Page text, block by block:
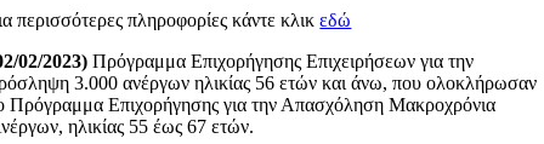
περισσότερες πληροφορίες κάντε κλικεδώ
02/2023) Πρόγραμμα Επιχορήγησης Επιχειρήσεων για την
3.000 ανέργων ηλικίας 56 ετών και άνω, που ολοκλήρωσαν
Πρόγραμμα Επιχορήγησης για την Απασχόληση Μακροχρόνια
ηλικίας 55 έως 67 ετών.